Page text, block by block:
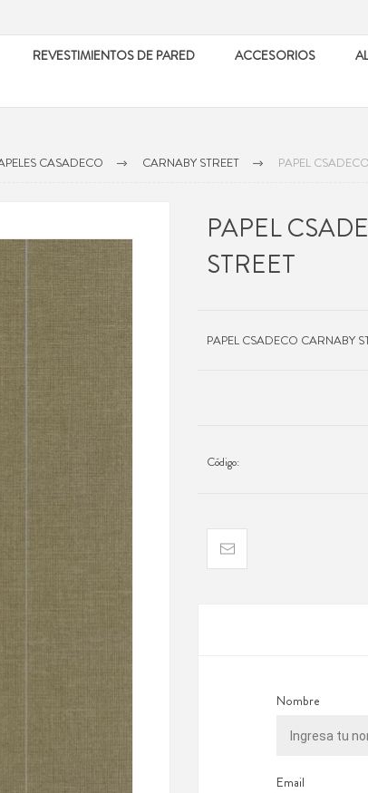
REVESTIMIENTOS DE PARED ACCESORIOS
CASADECO CARNABY STREET PAPEL
PAPEL
STREET
PAPEL CSADECO CARNABY
Código:
Nombre
Email